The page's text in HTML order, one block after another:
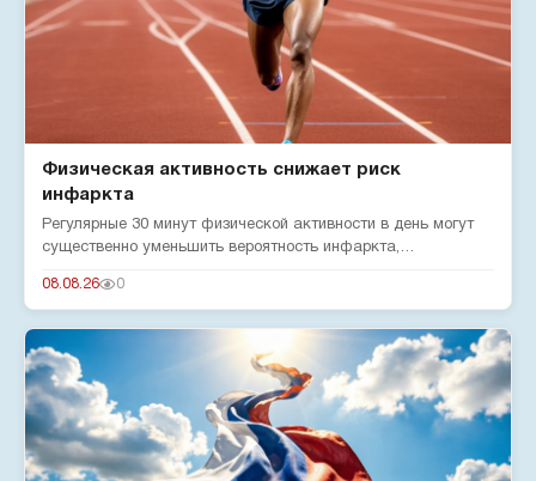
Физическая активность снижает риск
инфаркта
Регулярные 30 минут физической активности в день могут
существенно уменьшить вероятность инфаркта,
08.08.26 0